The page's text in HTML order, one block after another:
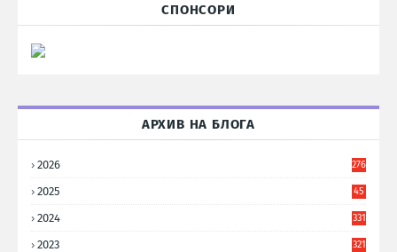
СПОНСОРИ
АРХИВ НА БЛОГА
2026 276
2025
45
2024 331
2023 321